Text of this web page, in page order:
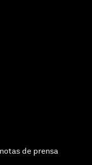
de prensa